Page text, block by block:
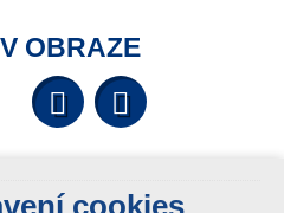
OBRAZE
YouTube
cookies